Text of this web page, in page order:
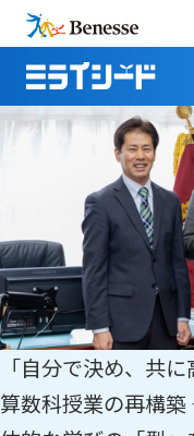
「自分で決め、共に
算数科授業の再構